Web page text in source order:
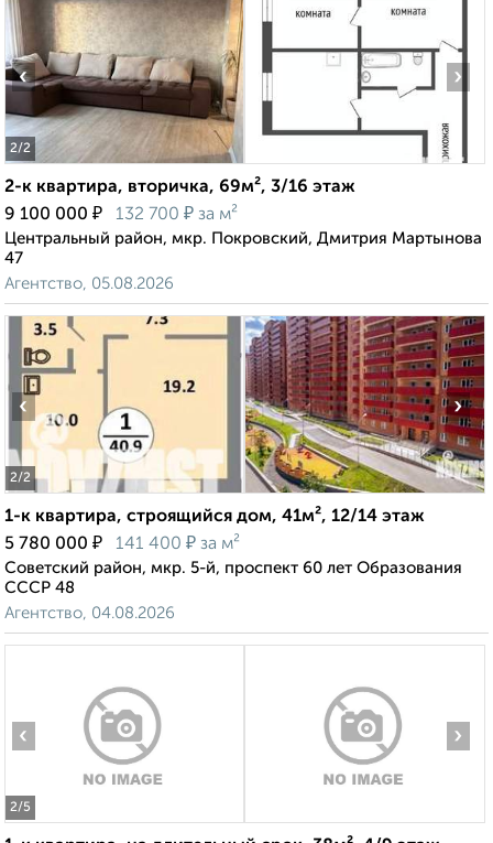
2/2
‹ ›
2-к квартира, вторичка, 69м², 3/16 этаж
9 100 000 ₽ 132 700 ₽ за м²
Центральный район, мкр. Покровский, Дмитрия Мартынова
47
Агентство, 05.08.2026
2/2
‹ ›
1-к квартира, строящийся дом, 41м², 12/14 этаж
5 780 000 ₽ 141 400 ₽ за м²
Советский район, мкр. 5-й, проспект 60 лет Образования
СССР 48
Агентство, 04.08.2026
2/5
‹ ›